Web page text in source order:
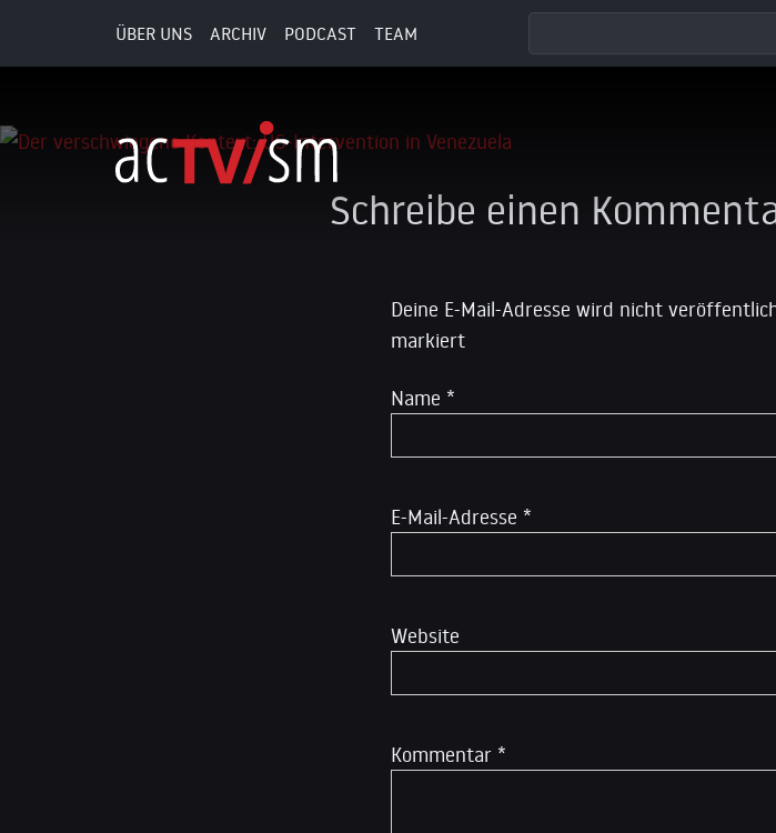
ÜBER UNS ARCHIV PODCAST TEAM
12. November 2025
Schreibe einen
Deine E-Mail-Adresse wird nicht
markiert
Kommentar *
Name *
E-Mail-Adresse *
Website